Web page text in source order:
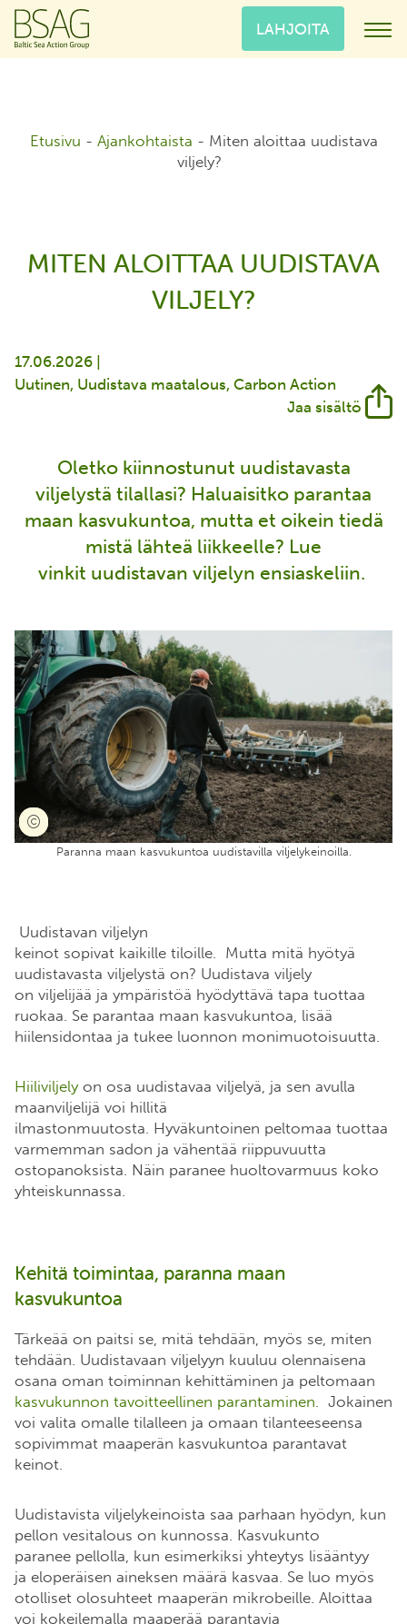
LAHJOITA
Etusivu - Ajankohtaista - Miten aloittaa uudistava
viljely?
MITEN ALOITTAA UUDISTAVA
VILJELY?
17.06.2026 |
Uutinen Uudistava maatalous Carbon Action
Jaa sisältö
Oletko kiinnostunut uudistavasta
viljelystä tilallasi? Haluaisitko parantaa
maan kasvukuntoa, mutta et oikein tiedä
mistä lähteä liikkeelle? Lue
vinkit uudistavan viljelyn ensiaskeliin.
Paranna maan kasvukuntoa uudistavilla viljelykeinoilla.
Uudistavan viljelyn
keinot sopivat kaikille tiloille. Mutta mitä hyötyä
uudistavasta viljelystä on? Uudistava viljely
on viljelijää ja ympäristöä hyödyttävä tapa tuottaa
ruokaa. Se parantaa maan kasvukuntoa, lisää
hiilensidontaa ja tukee luonnon monimuotoisuutta.
Hiiliviljelyon osa uudistavaa viljelyä, ja sen avulla
maanviljelijä voi hillitä
ilmastonmuutosta. Hyväkuntoinen peltomaa tuottaa
varmemman sadon ja vähentää riippuvuutta
ostopanoksista. Näin paranee huoltovarmuus koko
yhteiskunnassa.
Kehitä toimintaa, paranna maan
kasvukuntoa
Tärkeää on paitsi se, mitä tehdään, myös se, miten
tehdään. Uudistavaan viljelyyn kuuluu olennaisena
osana oman toiminnan kehittäminen ja peltomaan
kasvukunnon tavoitteellinen parantaminen. Jokainen
voi valita omalle tilalleen ja omaan tilanteeseensa
sopivimmat maaperän kasvukuntoa parantavat
keinot.
Uudistavista viljelykeinoista saa parhaan hyödyn, kun
pellon vesitalous on kunnossa. Kasvukunto
paranee pellolla, kun esimerkiksi yhteytys lisääntyy
ja eloperäisen aineksen määrä kasvaa. Se luo myös
otolliset olosuhteet maaperän mikrobeille. Aloittaa
voi kokeilemalla maaperää parantavia